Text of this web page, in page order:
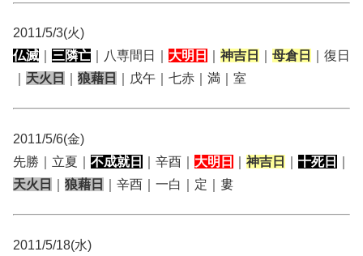
2011/5/3(火)
仏滅
三隣亡 ｜八専間日｜ 大明日 神吉日 母倉日
｜復日
天火日 狼藉日 ｜戊午｜七赤｜満｜室
2011/5/6(金)
先勝｜立夏｜ 不成就日 ｜辛酉｜ 大明日 神吉日 十死日
天火日
狼藉日 ｜辛酉｜一白｜定｜婁
2011/5/18(水)